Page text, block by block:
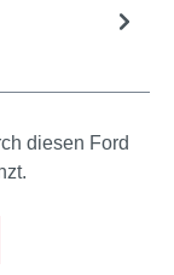
diesen Ford